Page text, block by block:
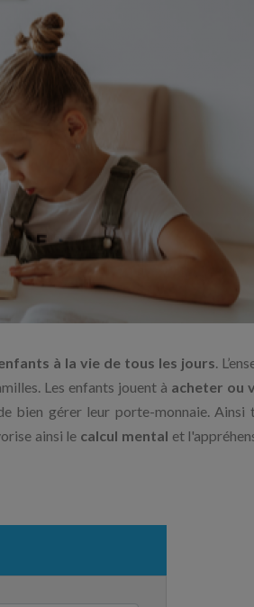
à la vie de tous les jours.
Les enfants jouent à acheter ou
bien gérer leur porte-monnaie. Ainsi
ainsi le calcul mental et